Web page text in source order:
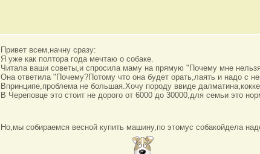
Привет всем,начну сразу:
Я уже как полтора года мечтаю о собаке.
Читала ваши советы,и спросила маму на прямую "Почему мне
Она ответила "Почему?Потому что она будет орать,лаять и надо с
Впринципе,проблема не большая.Хочу породу ввиде
В Череповце это стоит не дорого от 6000 до 30000,для семьи это
Но,мы собираемся весной купить машину,по этомус собакойдела